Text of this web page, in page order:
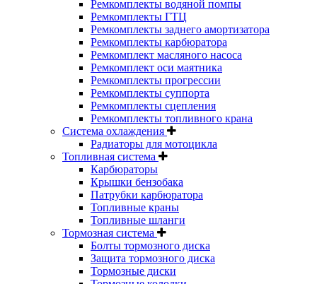
Ремкомплекты водяной помпы
Ремкомплекты ГТЦ
Ремкомплекты заднего амортизатора
Ремкомплекты карбюратора
Ремкомплект масляного насоса
Ремкомплект оси маятника
Ремкомплекты прогрессии
Ремкомплекты суппорта
Ремкомплекты сцепления
Ремкомплекты топливного крана
Система охлаждения
Радиаторы для мотоцикла
Топливная система
Карбюраторы
Крышки бензобака
Патрубки карбюратора
Топливные краны
Топливные шланги
Тормозная система
Болты тормозного диска
Защита тормозного диска
Тормозные диски